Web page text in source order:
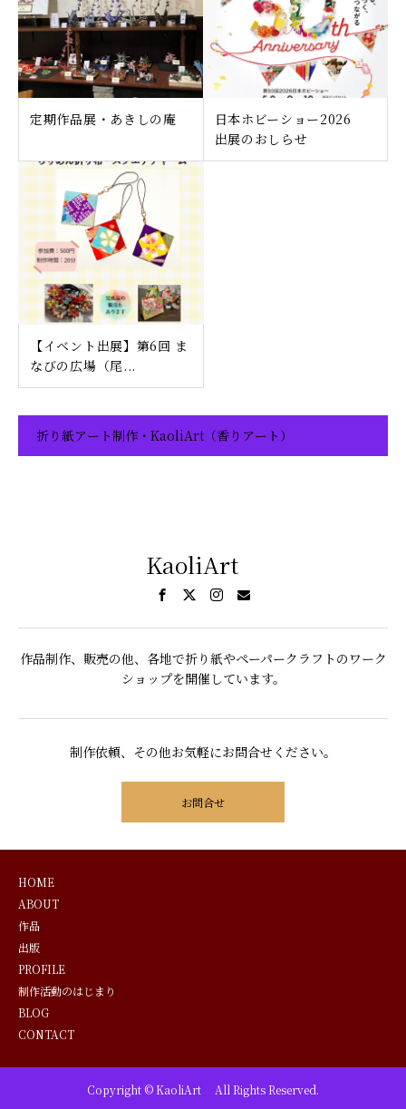
定期作品展・あきしの庵
日本ホビーショー2026
出展のおしらせ
【イベント出展】第6回 ま
なびの広場（尾...
折り紙アート制作・KaoliArt（香りアート）
KaoliArt
作品制作、販売の他、各地で折り紙やペーパークラフトのワーク
ショップを開催しています。
制作依頼、その他お気軽にお問合せください。
お問合せ
HOME
ABOUT
作品
出版
PROFILE
制作活動のはじまり
BLOG
CONTACT
Copyright © KaoliArt All Rights Reserved.